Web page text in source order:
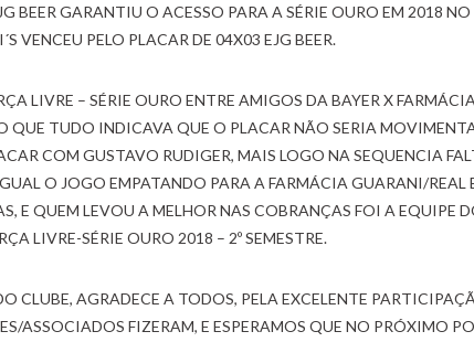
BEER GARANTIU O ACESSO PARA A SÉRIE OURO EM 2018 NO
VENCEU PELO PLACAR DE 04X03 EJG BEER.
LIVRE – SÉRIE OURO ENTRE AMIGOS DA BAYER X
TUDO INDICAVA QUE O PLACAR NÃO SERIA
COM GUSTAVO RUDIGER, MAIS LOGO NA SEQUENCIA
O JOGO EMPATANDO PARA A FARMÁCIA GUARANI/REAL
E QUEM LEVOU A MELHOR NAS COBRANÇAS FOI A EQUIPE
LIVRE-SÉRIE OURO 2018 – 2º SEMESTRE.
CLUBE, AGRADECE A TODOS, PELA EXCELENTE
ASSOCIADOS FIZERAM, E ESPERAMOS QUE NO PRÓXIMO